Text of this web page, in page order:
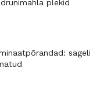
plekid
sageli